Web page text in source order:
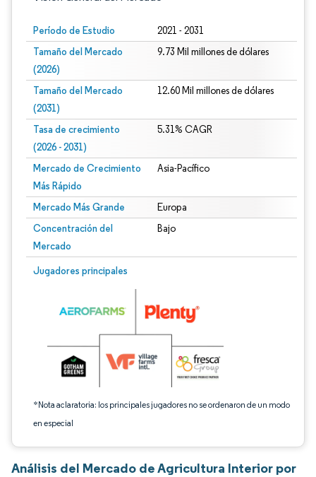
Período de Estudio 2021 - 2031
Tamaño del Mercado
(2026)
9.73 Mil millones de dólares
Tamaño del Mercado
(2031)
12.60 Mil millones de dólares
Tasa de crecimiento
(2026 - 2031)
5.31% CAGR
Mercado de Crecimiento
Más Rápido
Asia-Pacífico
Mercado Más Grande Europa
Concentración del
Mercado
Bajo
Jugadores principales
*Nota aclaratoria: los principales jugadores no se ordenaron de un modo
en especial
Imagen © Mordor Intelligence. El uso requiere atribución según CC BY 4.0.
Análisis del Mercado de Agricultura Interior por